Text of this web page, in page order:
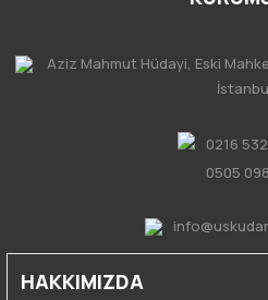
Aziz Mahmut Hüdayi, Eski
0216
0505
HAKKIMIZDA